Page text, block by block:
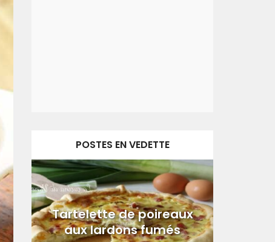
POSTES EN VEDETTE
Tartelette de poireaux
aux lardons fumés